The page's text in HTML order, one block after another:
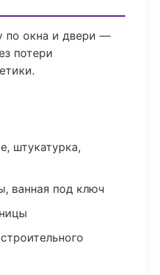
по окна и двери —
потери
штукатурка,
ванная под ключ